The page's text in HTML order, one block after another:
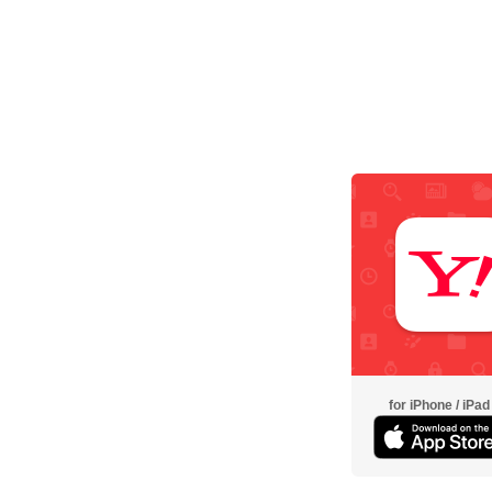
for iPhone / iPad